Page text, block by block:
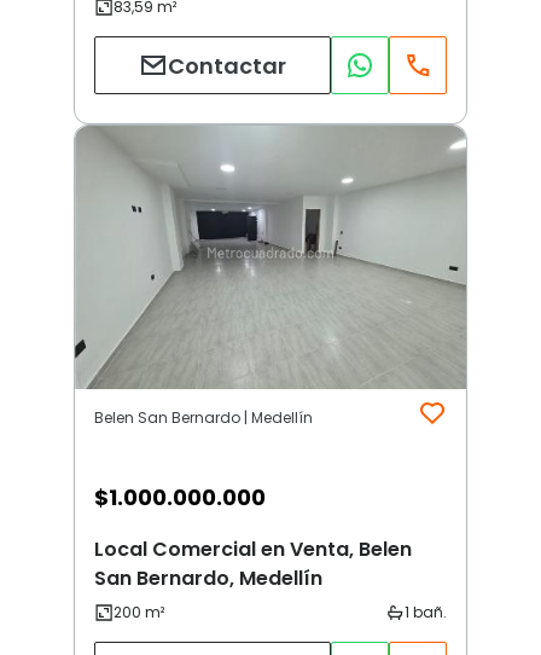
Contactar
Belen San Bernardo | Medellín
$1.000.000.000
Local Comercial en Venta, Belen
San Bernardo, Medellín